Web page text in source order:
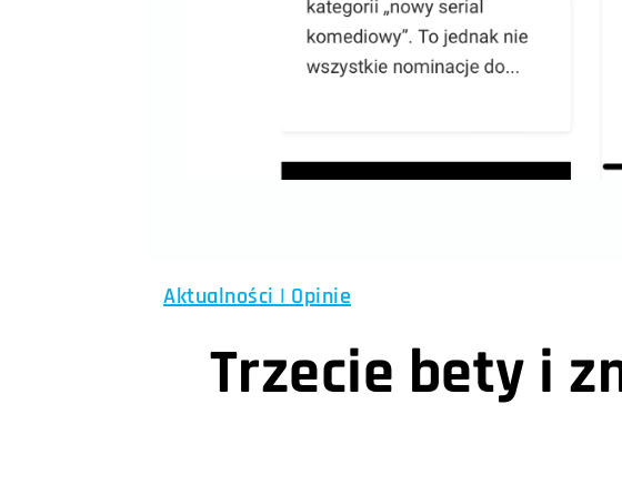
Aktualności|Opinie
Trzecie bety i